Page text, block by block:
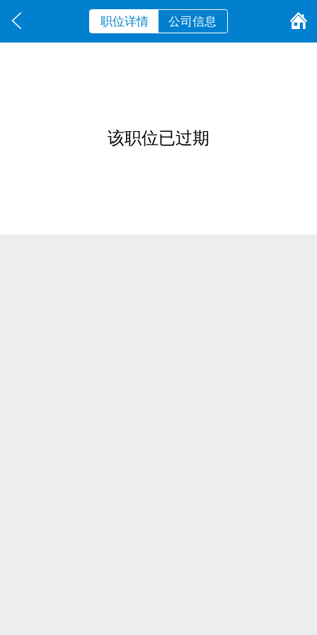
职位详情 公司信息
该职位已过期